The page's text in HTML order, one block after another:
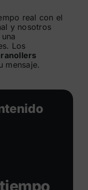
real con el
y nosotros
Los
mensaje.